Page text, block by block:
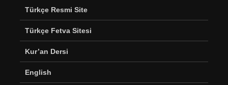
Türkçe Resmi Site
Türkçe Fetva Sitesi
Kur’an Dersi
English